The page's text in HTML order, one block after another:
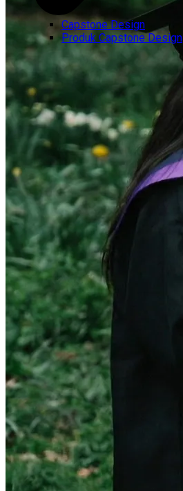
Capstone Design
Produk Capstone Design